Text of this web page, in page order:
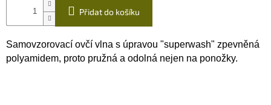
Přidat do košíku
Samovzorovací ovčí vlna s úpravou "superwash" zpevněná
polyamidem, proto pružná a odolná nejen na ponožky.